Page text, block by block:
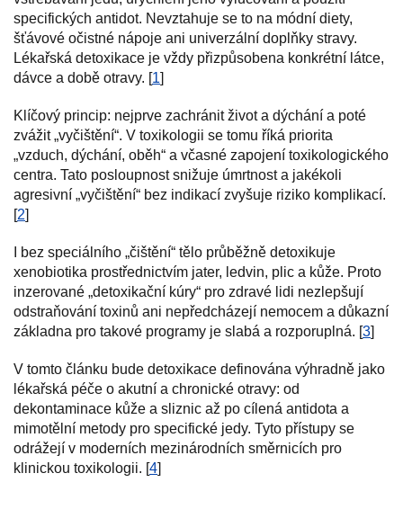
specifických antidot. Nevztahuje se to na módní diety,
šťávové očistné nápoje ani univerzální doplňky stravy.
Lékařská detoxikace je vždy přizpůsobena konkrétní látce,
dávce a době otravy. [1]
Klíčový princip: nejprve zachránit život a dýchání a poté
zvážit „vyčištění“. V toxikologii se tomu říká priorita
„vzduch, dýchání, oběh“ a včasné zapojení toxikologického
centra. Tato posloupnost snižuje úmrtnost a jakékoli
agresivní „vyčištění“ bez indikací zvyšuje riziko komplikací.
[2]
I bez speciálního „čištění“ tělo průběžně detoxikuje
xenobiotika prostřednictvím jater, ledvin, plic a kůže. Proto
inzerované „detoxikační kúry“ pro zdravé lidi nezlepšují
odstraňování toxinů ani nepředcházejí nemocem a důkazní
základna pro takové programy je slabá a rozporuplná. [3]
V tomto článku bude detoxikace definována výhradně jako
lékařská péče o akutní a chronické otravy: od
dekontaminace kůže a sliznic až po cílená antidota a
mimotělní metody pro specifické jedy. Tyto přístupy se
odrážejí v moderních mezinárodních směrnicích pro
klinickou toxikologii. [4]